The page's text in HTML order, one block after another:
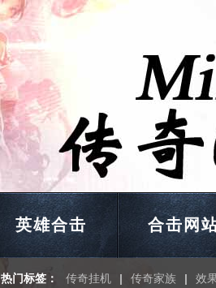
英雄合击 合击网
热门标签： 传奇挂机 | 传奇家族 | 效